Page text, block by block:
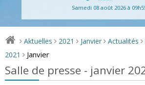
Samedi 08 août 2026 à
> Aktuelles > 2021 > Janvier > Actualités >
2021 > Janvier
Salle de presse - janvier